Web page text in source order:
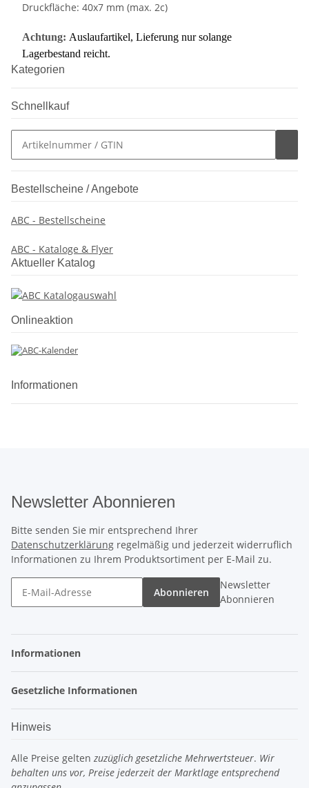
Druckfläche: 40x7 mm (max. 2c)
Achtung: Auslaufartikel, Lieferung nur solange
Lagerbestand reicht.
Kategorien
Schnellkauf
Bestellscheine / Angebote
ABC - Bestellscheine
ABC - Kataloge & Flyer
Aktueller Katalog
Onlineaktion
Informationen
Newsletter Abonnieren
Bitte senden Sie mir entsprechend Ihrer
Datenschutzerklärung regelmäßig und jederzeit widerruflich
Informationen zu Ihrem Produktsortiment per E-Mail zu.
Abonnieren
Newsletter
Abonnieren
Informationen
Gesetzliche Informationen
Hinweis
Alle Preise gelten zuzüglich gesetzliche Mehrwertsteuer. Wir
behalten uns vor, Preise jederzeit der Marktlage entsprechend